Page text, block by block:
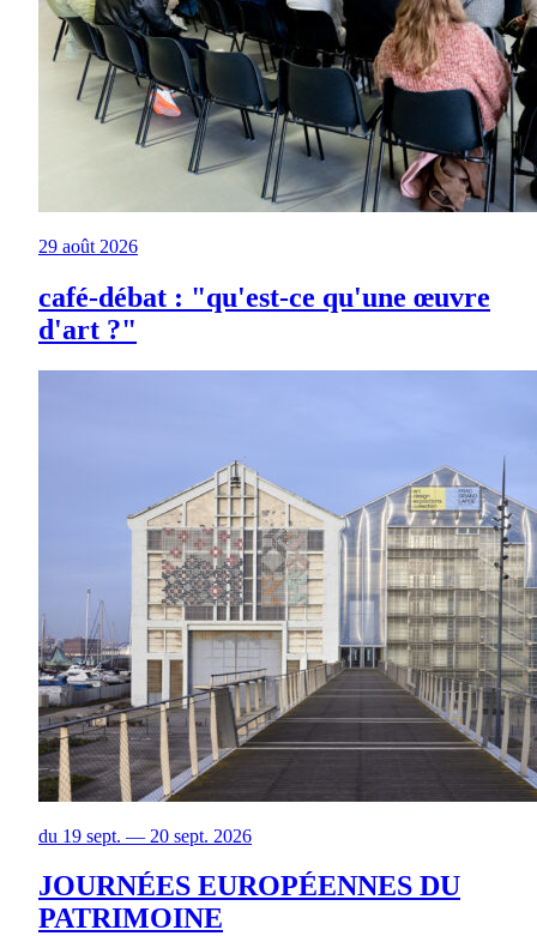
29 août 2026
café-débat : "qu'est-ce qu'une œuvre
d'art ?"
du 19 sept. — 20 sept. 2026
JOURNÉES EUROPÉENNES DU
PATRIMOINE